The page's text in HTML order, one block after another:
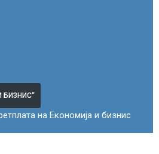
БИЗНИС“
на Економија и бизнис